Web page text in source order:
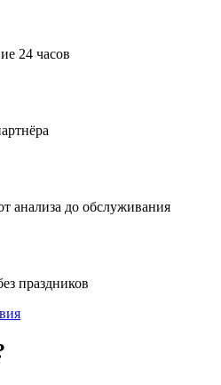
24 часов
анализа до обслуживания
праздников